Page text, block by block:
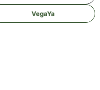
Vega­Ya